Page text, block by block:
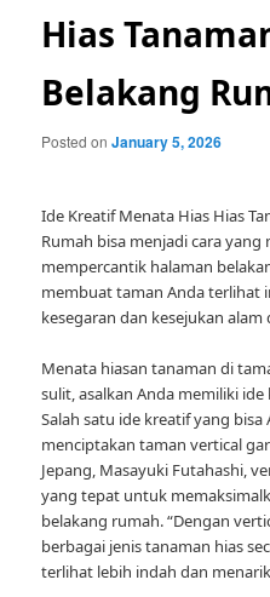
Hias
Belakang
Posted onJanuary 5, 2026
Ide Kreatif Menata Hias Hias
Rumah bisa menjadi cara
mempercantik halaman
membuat taman Anda terlihat
kesegaran dan kesejukan
Menata hiasan tanaman di
sulit, asalkan Anda memiliki
Salah satu ide kreatif yang
menciptakan taman vertical
Jepang, Masayuki Futahashi,
yang tepat untuk
belakang rumah. “Dengan
berbagai jenis tanaman hias
terlihat lebih indah dan